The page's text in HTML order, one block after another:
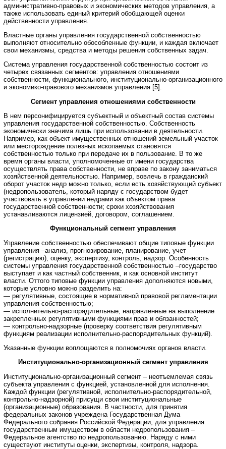
административно-правовых и экономических методов управления, а
также использовать единый критерий обобщающей оценки
действенности управления.
Властные органы управления государственной собственностью
выполняют относительно обособленные функции, и каждая включает
свои механизмы, средства и методы решения собственных задач.
Система управления государственной собственностью состоит из
четырех связанных сегментов: управления отношениями
собственности, функционального, институционально-организационного
и экономико-правового механизмов управления [5].
Сегмент управления отношениями собственности
В нем персонифицируется субъектный и объектный состав системы
управления государственной собственностью. Собственность
экономически значима лишь при использовании в деятельности.
Например, как объект имущественных отношений земельный участок
или месторождение полезных ископаемых становятся
собственностью только при передаче их в пользование. В то же
время органы власти, уполномоченные от имени государства
осуществлять права собственности, не вправе по закону заниматься
хозяйственной деятельностью. Например, вовлечь в гражданский
оборот участок недр можно только, если есть хозяйствующий субъект
(недропользователь, который наряду с государством будет
участвовать в управлении недрами как объектом права
государственной собственности; сроки хозяйствования
устанавливаются лицензией, договором, соглашением.
Функциональный сегмент управления
Управление собственностью обеспечивают общие типовые функции
управления –анализ, прогнозирование, планирование, учет
(регистрацию), оценку, экспертизу, контроль, надзор. Особенность
системы управления государственной собственностью –государство
выступает и как частный собственник, и как основной институт
власти. Оттого типовые функции управления дополняются новыми,
которые условно можно разделить на:
— регулятивные, состоящие в нормативной правовой регламентации
управления собственностью;
— исполнительно-распорядительные, направленные на выполнение
закрепленных регулятивными функциями прав и обязанностей;
— контрольно-надзорные (проверку соответствия регулятивным
функциям реализации исполнительно-распорядительных функций).
Указанные функции воплощаются в полномочиях органов власти.
Институционально-организационный сегмент управления
Институционально-организационный сегмент – неотъемлемая связь
субъекта управления с функцией, установленной для исполнения.
Каждой функции (регулятивной, исполнительно-распорядительной,
контрольно-надзорной) присущи свои институциональные
(организационные) образования. В частности, для принятия
федеральных законов учреждена Государственная Дума
Федерального собрания Российской Федерации, для управления
государственным имуществом в области недропользования –
Федеральное агентство по недропользованию. Наряду с ними
существуют институты оценки, экспертизы, контроля, надзора.